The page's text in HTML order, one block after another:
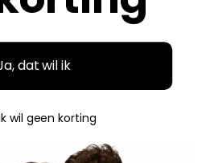
accepteren jullie?
dat wil ik
wil geen korting